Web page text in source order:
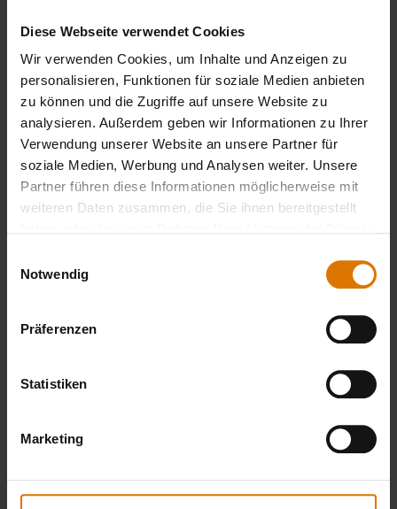
Diese Webseite verwendet Cookies
Wir verwenden Cookies, um Inhalte und Anzeigen zu
personalisieren, Funktionen für soziale Medien anbieten
zu können und die Zugriffe auf unsere Website zu
analysieren. Außerdem geben wir Informationen zu Ihrer
Verwendung unserer Website an unsere Partner für
soziale Medien, Werbung und Analysen weiter. Unsere
Partner führen diese Informationen möglicherweise mit
weiteren Daten zusammen, die Sie ihnen bereitgestellt
Notwendig
Präferenzen
Statistiken
Marketing
LISTE DRUCKEN
Sei perfekt vorbereitet
Empfohlenes Zubehör
Weber®
cm Premium
509,15 €
Weber®
76 cm
Plancha